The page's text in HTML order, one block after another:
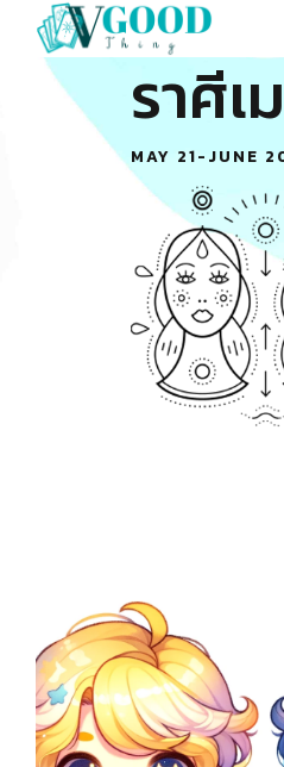
ราศีเ
MAY 21-JUNE